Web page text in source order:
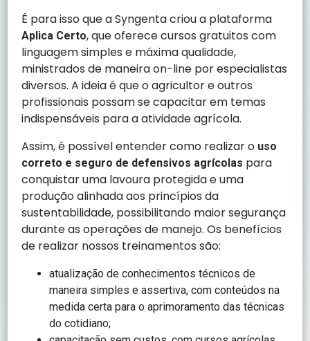
É para isso que a Syngenta criou a plataforma
Aplica Certo, que oferece cursos gratuitos com
linguagem simples e máxima qualidade,
ministrados de maneira on-line por especialistas
diversos. A ideia é que o agricultor e outros
profissionais possam se capacitar em temas
indispensáveis para a atividade agrícola.
Assim, é possível entender como realizar o uso
correto e seguro de defensivos agrícolas para
conquistar uma lavoura protegida e uma
produção alinhada aos princípios da
sustentabilidade, possibilitando maior segurança
durante as operações de manejo. Os benefícios
de realizar nossos treinamentos são:
atualização de conhecimentos técnicos de
maneira simples e assertiva, com conteúdos na
medida certa para o aprimoramento das técnicas
do cotidiano;